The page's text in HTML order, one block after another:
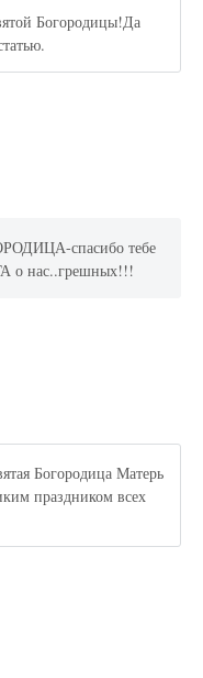
Богородицы!Да
спасибо тебе
о нас..грешных!!!
Богородица Матерь
праздником всех